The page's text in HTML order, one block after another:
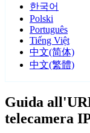
한국어
Polski
Português
Tiếng Việt
中文(简体)
中文(繁體)
Guida
telecamera